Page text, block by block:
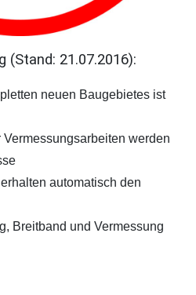
(Stand: 21.07.2016):
neuen Baugebietes ist
werden
automatisch den
Breitband und Vermessung